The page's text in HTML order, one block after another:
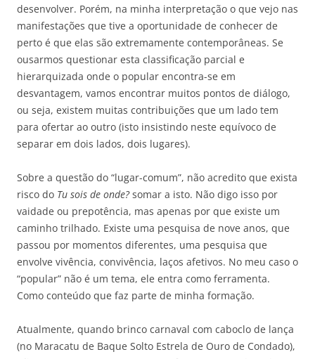
desenvolver. Porém, na minha interpretação o que vejo nas
manifestações que tive a oportunidade de conhecer de
perto é que elas são extremamente contemporâneas. Se
ousarmos questionar esta classificação parcial e
hierarquizada onde o popular encontra-se em
desvantagem, vamos encontrar muitos pontos de diálogo,
ou seja, existem muitas contribuições que um lado tem
para ofertar ao outro (isto insistindo neste equívoco de
separar em dois lados, dois lugares).
Sobre a questão do “lugar-comum”, não acredito que exista
risco do Tu sois de onde?somar a isto. Não digo isso por
vaidade ou prepotência, mas apenas por que existe um
caminho trilhado. Existe uma pesquisa de nove anos, que
passou por momentos diferentes, uma pesquisa que
envolve vivência, convivência, laços afetivos. No meu caso o
“popular” não é um tema, ele entra como ferramenta.
Como conteúdo que faz parte de minha formação.
Atualmente, quando brinco carnaval com caboclo de lança
(no Maracatu de Baque Solto Estrela de Ouro de Condado),